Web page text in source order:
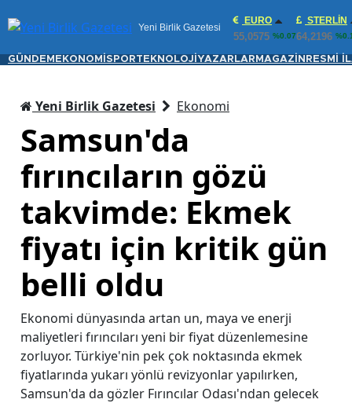
Yeni Birlik Gazetesi
EURO
55,0575 %0.07
STERLIN
64,2196
GÜNDEM EKONOMİ SPORTEKNOLOJİ YAZARLAR MAGAZİN RESMİ
Yeni Birlik Gazetesi Ekonomi
Samsun'da
fırıncıların gözü
takvimde: Ekmek
fiyatı için kritik gün
belli oldu
Ekonomi dünyasında artan un, maya ve enerji
maliyetleri fırıncıları yeni bir fiyat düzenlemesine
zorluyor. Türkiye'nin pek çok noktasında ekmek
fiyatlarında yukarı yönlü revizyonlar yapılırken,
Samsun'da da gözler Fırıncılar Odası'ndan gelecek